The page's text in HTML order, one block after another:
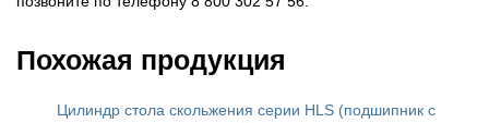
Похожая продукция
Цилиндр стола скольжения серии HLS (подшипник с